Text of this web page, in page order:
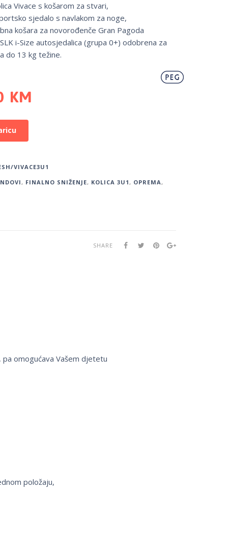
Vivace s košarom za stvari,
sjedalo s navlakom za noge,
košara za novorođenče Gran Pagoda
i-Size autosjedalica (grupa 0+) odobrena za
do 13 kg težine.
KM
VIVACE3U1
, FINALNO SNIŽENJE, KOLICA 3U1, OPREMA,
SHARE
pa omogućava Vašem djetetu
položaju,